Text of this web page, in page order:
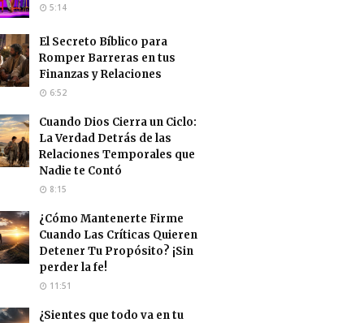
5:14
El Secreto Bíblico para
Romper Barreras en tus
Finanzas y Relaciones
6:52
Cuando Dios Cierra un Ciclo:
La Verdad Detrás de las
Relaciones Temporales que
Nadie te Contó
8:15
¿Cómo Mantenerte Firme
Cuando Las Críticas Quieren
Detener Tu Propósito? ¡Sin
perder la fe!
11:51
¿Sientes que todo va en tu